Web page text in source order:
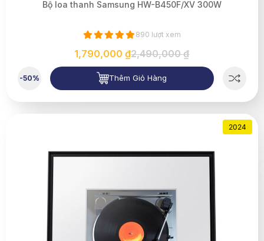
Bộ loa thanh Samsung HW-B450F/XV 300W
890 lượt xem
1,790,000 ₫2,490,000 ₫
-50% Thêm Giỏ Hàng
2024